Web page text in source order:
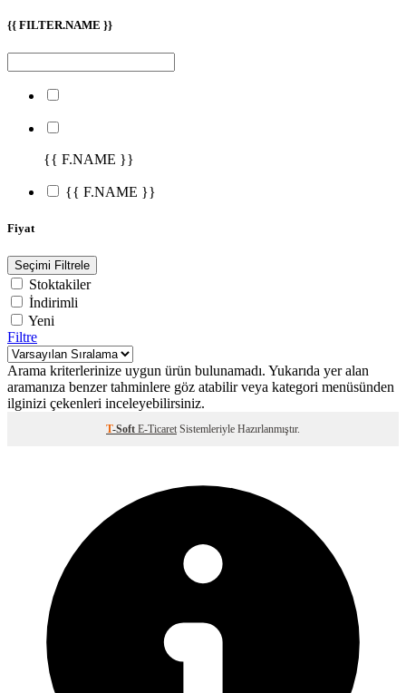
{{ FILTER.NAME }}
{{ F.NAME }}
{{ F.NAME }}
Fiyat
Seçimi Filtrele
Stoktakiler
İndirimli
Yeni
Filtre
Arama kriterlerinize uygun ürün bulunamadı. Yukarıda yer alan
aramanıza benzer tahminlere göz atabilir veya kategori menüsünden
ilginizi çekenleri inceleyebilirsiniz.
T-Soft E-Ticaret Sistemleriyle Hazırlanmıştır.